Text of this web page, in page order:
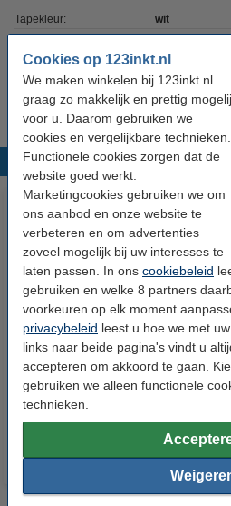
Cookies op 123inkt.nl
We maken winkelen bij 123inkt.nl
graag zo makkelijk en prettig
voor u. Daarom gebruiken we
cookies en vergelijkbare technieken.
Functionele cookies zorgen dat de
website goed werkt.
Marketingcookies gebruiken we om
ons aanbod en onze website te
verbeteren en om advertenties
zoveel mogelijk bij uw interesses te
laten passen. In ons cookiebeleid
gebruiken en welke 8 partners
voorkeuren op elk moment
privacybeleid leest u hoe we met
links naar beide pagina's vindt u
accepteren om akkoord te gaan.
gebruiken we alleen functionele
technieken.
Tapekleur: wit
Ons artikelnr: 147204
Populaire
Brady M21-125-C-342 tape
krimpkous zwart op wit 6,00 mm
x 2,10 m (origineel)
€ 72,50